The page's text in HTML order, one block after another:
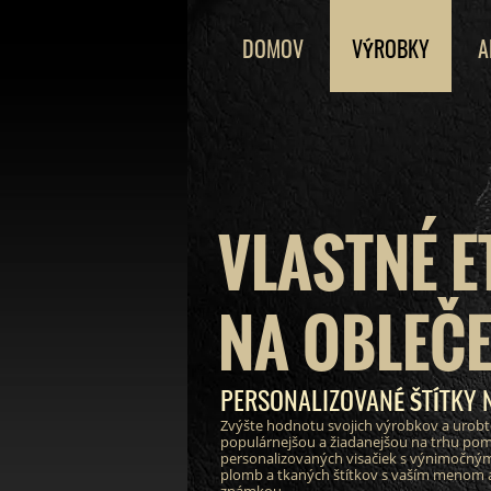
VLASTNÉ
NA
PERSONALIZOVANÉ ŠTÍTKY
Zvýšte hodnotu svojich výrobkov a
populárnejšou a žiadanejšou na trhu
personalizovaných visačiek s
plomb a tkaných štítkov s vaším menom
DOMOV VÝROBKY